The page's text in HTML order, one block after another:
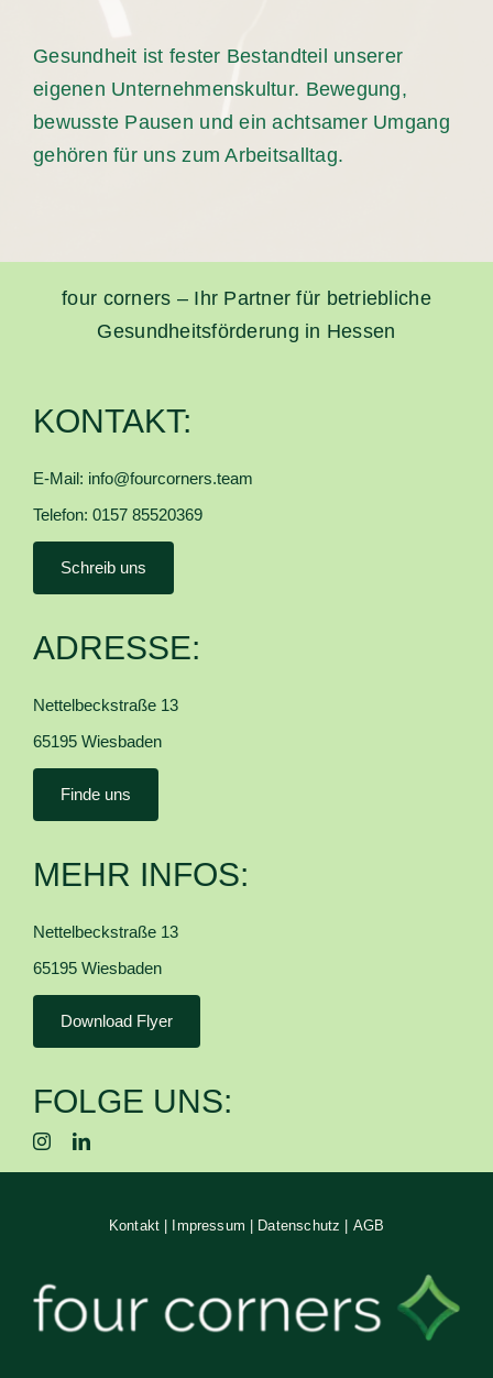
Gesundheit ist fester Bestandteil unserer
eigenen Unternehmenskultur. Bewegung,
bewusste Pausen und ein achtsamer Umgang
gehören für uns zum Arbeitsalltag.
four corners – Ihr Partner für betriebliche
Gesundheitsförderung in Hessen
KONTAKT:
E-Mail: info@fourcorners.team
Telefon: 0157 85520369
Schreib uns
ADRESSE:
Nettelbeckstraße 13
65195 Wiesbaden
Finde uns
MEHR INFOS:
Nettelbeckstraße 13
65195 Wiesbaden
Download Flyer
FOLGE UNS:
Kontakt Impressum Datenschutz AGB